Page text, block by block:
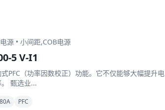
源 • 小间距,COB电源
5 V-I1
PFC（功率因数校正）功能。它不仅能够大幅提升电
甄选业...
PFC